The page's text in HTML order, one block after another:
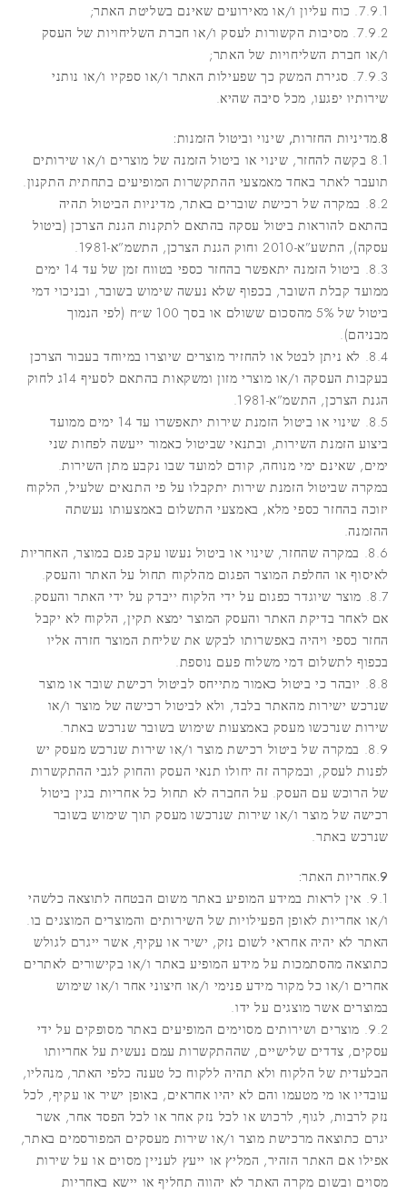
7.9.1. כוח עליון ו/או מאירועים שאינם בשליטת האתר;
7.9.2. מסיבות הקשורות לעסק ו/או חברת השליחויות של העסק
ו/או חברת השליחויות של האתר;
7.9.3. סגירת המשק כך שפעילות האתר ו/או ספקיו ו/או נותני
שירותיו יפגעו, מכל סיבה שהיא.
8.מדיניות החזרות, שינוי וביטול הזמנות:
8.1 בקשה להחזר, שינוי או ביטול הזמנה של מוצרים ו/או שירותים
תועבר לאתר באחד מאמצעי ההתקשרות המופיעים בתחתית התקנון.
8.2. במקרה של רכישת שוברים באתר, מדיניות הביטול תהיה
בהתאם להוראות ביטול עסקה בהתאם לתקנות הגנת הצרכן (ביטול
עסקה), התשע”א-2010 וחוק הגנת הצרכן, התשמ”א-1981.
8.3. ביטול הזמנה יתאפשר בהחזר כספי בטווח זמן של עד 14 ימים
ממועד קבלת השובר, בכפוף שלא נעשה שימוש בשובר, ובניכוי דמי
ביטול של 5% מהסכום ששולם או בסך 100 ש״ח (לפי הנמוך
מבניהם).
8.4. לא ניתן לבטל או להחזיר מוצרים שיוצרו במיוחד בעבור הצרכן
בעקבות העסקה ו/או מוצרי מזון ומשקאות בהתאם לסעיף 14ג לחוק
הגנת הצרכן, התשמ”א-1981.
8.5. שינוי או ביטול הזמנת שירות יתאפשרו עד 14 ימים ממועד
ביצוע הזמנת השירות, ובתנאי שביטול כאמור ייעשה לפחות שני
ימים, שאינם ימי מנוחה, קודם למועד שבו נקבע מתן השירות.
במקרה שביטול הזמנת שירות יתקבלו על פי התנאים שלעיל, הלקוח
יזוכה בהחזר כספי מלא, באמצעי התשלום באמצעותו נעשתה
ההזמנה.
8.6. במקרה שהחזר, שינוי או ביטול נעשו עקב פגם במוצר, האחריות
לאיסוף או החלפת המוצר הפגום מהלקוח תחול על האתר והעסק.
8.7. מוצר שיוגדר כפגום על ידי הלקוח ייבדק על ידי האתר והעסק.
אם לאחר בדיקת האתר והעסק המוצר ימצא תקין, הלקוח לא יקבל
החזר כספי ויהיה באפשרותו לבקש את שליחת המוצר חזרה אליו
בכפוף לתשלום דמי משלוח פעם נוספת.
8.8. יובהר כי ביטול כאמור מתייחס לביטול רכישת שובר או מוצר
שנרכש ישירות מהאתר בלבד, ולא לביטול רכישה של מוצר ו/או
שירות שנרכשו מעסק באמצעות שימוש בשובר שנרכש באתר.
8.9. במקרה של ביטול רכישת מוצר ו/או שירות שנרכש מעסק יש
לפנות לעסק, ובמקרה זה יחולו תנאי העסק והחוק לגבי ההתקשרות
של הרוכש עם העסק. על החברה לא תחול כל אחריות בגין ביטול
רכישה של מוצר ו/או שירות שנרכשו מעסק תוך שימוש בשובר
שנרכש באתר.
9.אחריות האתר:
9.1. אין לראות במידע המופיע באתר משום הבטחה לתוצאה כלשהי
ו/או אחריות לאופן הפעילויות של השירותים והמוצרים המוצגים בו.
האתר לא יהיה אחראי לשום נזק, ישיר או עקיף, אשר ייגרם לגולש
כתוצאה מהסתמכות על מידע המופיע באתר ו/או בקישורים לאתרים
אחרים ו/או כל מקור מידע פנימי ו/או חיצוני אחר ו/או שימוש
במוצרים אשר מוצגים על ידו.
9.2. מוצרים ושירותים מסוימים המופיעים באתר מסופקים על ידי
עסקים, צדדים שלישיים, שההתקשרות עמם נעשית על אחריותו
הבלעדית של הלקוח ולא תהיה ללקוח כל טענה כלפי האתר, מנהליו,
עובדיו או מי מטעמו והם לא יהיו אחראים, באופן ישיר או עקיף, לכל
נזק לרבות, לגוף, לרכוש או לכל נזק אחר או לכל הפסד אחר, אשר
יגרם כתוצאה מרכישת מוצר ו/או שירות מעסקים המפורסמים באתר,
אפילו אם האתר הזהיר, המליץ או ייעץ לעניין מסוים או על שירות
מסוים ובשום מקרה האתר לא יהווה תחליף או יישא באחריות